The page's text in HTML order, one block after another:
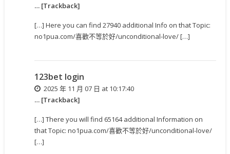
… [Trackback]
[…] Here you can find 27940 additional Info on that Topic:
no1pua.com/喜歡不等於好/unconditional-love/ […]
123bet login
2025 年 11 月 07 日 at 10:17:40
… [Trackback]
[…] There you will find 65164 additional Information on
that Topic: no1pua.com/喜歡不等於好/unconditional-love/
[…]